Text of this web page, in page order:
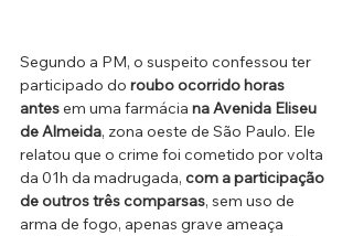
Segundo a PM, o suspeito confessou ter
participado do roubo ocorrido horas
antes em uma farmácia na Avenida Eliseu
de Almeida, zona oeste de São Paulo. Ele
relatou que o crime foi cometido por volta
da 01h da madrugada, com a participação
de outros três comparsas, sem uso de
arma de fogo, apenas grave ameaça